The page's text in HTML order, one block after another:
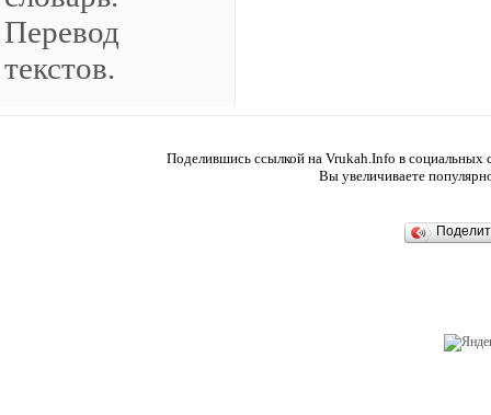
Поделившись ссылкой на Vrukah.Info в социальных
Вы увеличиваете